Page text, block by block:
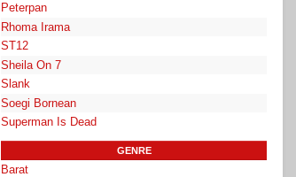
Peterpan
Rhoma Irama
ST12
Sheila On 7
Slank
Soegi Bornean
Superman Is Dead
GENRE
Barat